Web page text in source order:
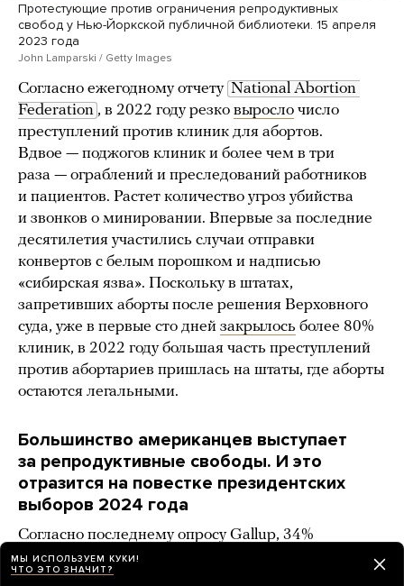
Протестующие против ограничения репродуктивных
свобод у Нью-Йоркской публичной библиотеки. 15 апреля
2023 года
John Lamparski / Getty Images
Согласно ежегодному отчету National Abortion
Federation , в 2022 году резко выросло число
преступлений против клиник для абортов.
Вдвое — поджогов клиник и более чем в три
раза — ограблений и преследований работников
и пациентов. Растет количество угроз убийства
и звонков о минировании. Впервые за последние
десятилетия участились случаи отправки
конвертов с белым порошком и надписью
«сибирская язва». Поскольку в штатах,
запретивших аборты после решения Верховного
суда, уже в первые сто дней закрылось более 80%
клиник, в 2022 году большая часть преступлений
против абортариев пришлась на штаты, где аборты
остаются легальными.
Большинство американцев выступает
за репродуктивные свободы. И это
отразится на повестке президентских
выборов 2024 года
Согласно последнему опросу Gallup, 34%
американцевсчитают
легальны во всех случаях, а 13% — что
МЫ ИСПОЛЬЗУЕМ КУКИ!
ЧТО ЭТО ЗНАЧИТ?